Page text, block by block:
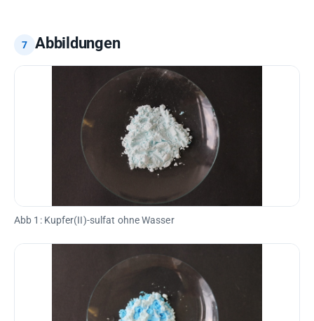
Abbildungen
Abb 1: Kupfer(II)-sulfat ohne Wasser